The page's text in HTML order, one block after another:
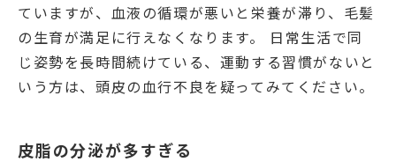
ていますが、血液の循環が悪いと栄養が滞り、毛髪
の生育が満足に行えなくなります。 日常生活で同
じ姿勢を長時間続けている、運動する習慣がないと
いう方は、頭皮の血行不良を疑ってみてください。
皮脂の分泌が多すぎる